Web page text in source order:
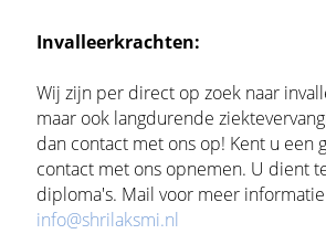
Invalleerkrachten:
Wij zijn per direct op zoek naar
maar ook langdurende
dan contact met ons op! Kent u een
contact met ons opnemen. U dient
diploma's. Mail voor meer
info@shrilaksmi.nl